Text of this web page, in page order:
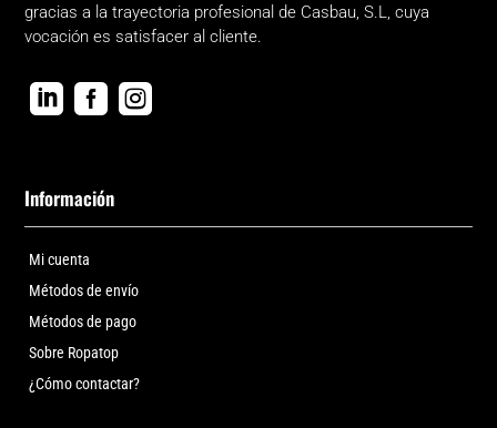
gracias a la trayectoria profesional de Casbau, S.L, cuya
vocación es satisfacer al cliente.
  
Información
Mi cuenta
Métodos de envío
Métodos de pago
Sobre Ropatop
¿Cómo contactar?